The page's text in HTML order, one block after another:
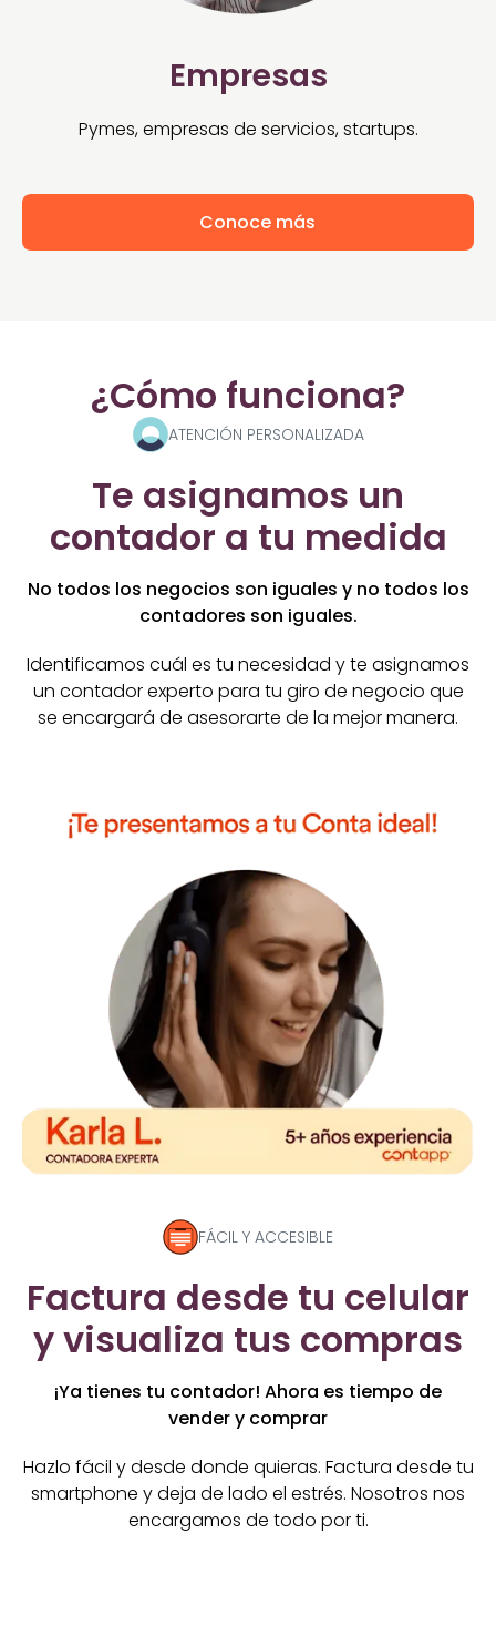
Empresas
Pymes, empresas de servicios, startups.
Conoce más
¿Cómo funciona?
ATENCIÓN PERSONALIZADA
Te asignamos un
contador a tu medida
No todos los negocios son iguales y no todos los
contadores son iguales.
Identificamos cuál es tu necesidad y te asignamos
un contador experto para tu giro de negocio que
se encargará de asesorarte de la mejor manera.
FÁCIL Y ACCESIBLE
Factura desde tu celular
y visualiza tus compras
¡Ya tienes tu contador! Ahora es tiempo de
vender y comprar
Hazlo fácil y desde donde quieras. Factura desde tu
smartphone y deja de lado el estrés. Nosotros nos
encargamos de todo por ti.